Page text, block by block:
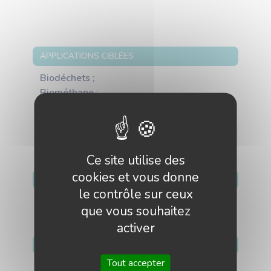
APPLICATIONS CIBLÉES
Biodéchets ;
Biométhane ;
Digestats, Retour au sol, Agroécologie ;
Méthanisation, Biogaz ;
MARCHÉS GÉOGRAPHIQUES CIBLÉS
METHEOR, association pour la
Ce site utilise des
cookies et vous donne
le contrôle sur ceux
que vous souhaitez
activer
Tout accepter